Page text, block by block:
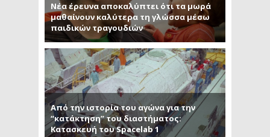
Νέα έρευνα αποκαλύπτει ότι τα μωρά
μαθαίνουν καλύτερα τη γλώσσα μέσω
παιδικών τραγουδιών
Από την ιστορία του αγώνα για την
“κατάκτηση” του διαστήματος:
Κατασκευή του Spacelab 1